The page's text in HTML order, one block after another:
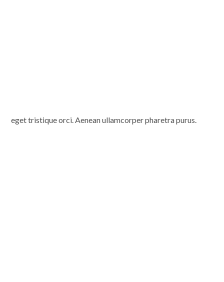
eget tristique orci. Aenean ullamcorper pharetra purus.